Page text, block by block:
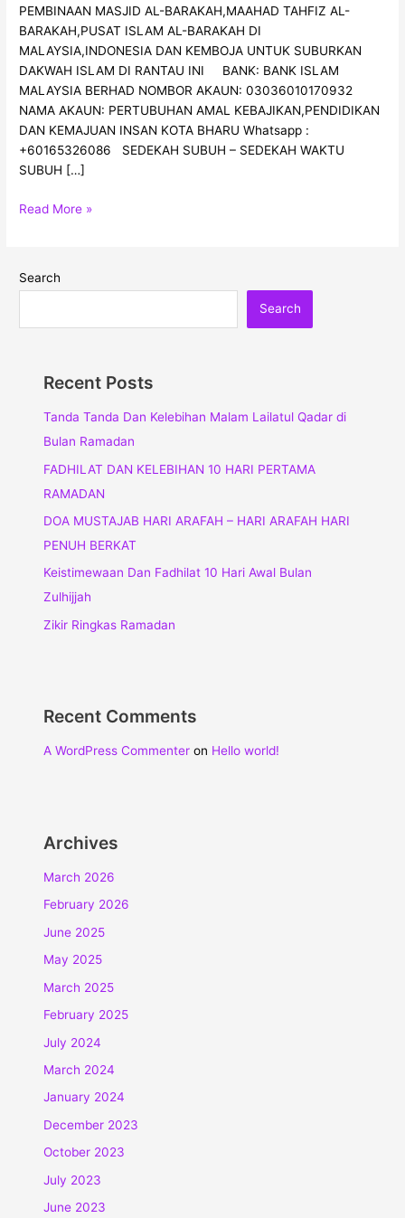
PEMBINAAN MASJID AL-BARAKAH,MAAHAD TAHFIZ AL-
BARAKAH,PUSAT ISLAM AL-BARAKAH DI
MALAYSIA,INDONESIA DAN KEMBOJA UNTUK SUBURKAN
DAKWAH ISLAM DI RANTAU INI BANK: BANK ISLAM
MALAYSIA BERHAD NOMBOR AKAUN: 03036010170932
NAMA AKAUN: PERTUBUHAN AMAL KEBAJIKAN,PENDIDIKAN
DAN KEMAJUAN INSAN KOTA BHARU Whatsapp :
+60165326086 SEDEKAH SUBUH – SEDEKAH WAKTU
SUBUH […]
Read More »
Search
Search
Recent Posts
Tanda Tanda Dan Kelebihan Malam Lailatul Qadar di
Bulan Ramadan
FADHILAT DAN KELEBIHAN 10 HARI PERTAMA
RAMADAN
DOA MUSTAJAB HARI ARAFAH – HARI ARAFAH HARI
PENUH BERKAT
Keistimewaan Dan Fadhilat 10 Hari Awal Bulan
Zulhijjah
Zikir Ringkas Ramadan
Recent Comments
A WordPress Commenter on Hello world!
Archives
March 2026
February 2026
June 2025
May 2025
March 2025
February 2025
July 2024
March 2024
January 2024
December 2023
October 2023
July 2023
June 2023